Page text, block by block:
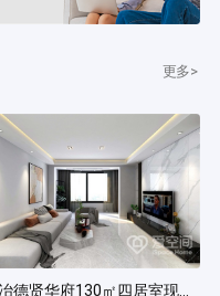
更多>
中冶德贤华府130㎡四居室现代简约风装修案例